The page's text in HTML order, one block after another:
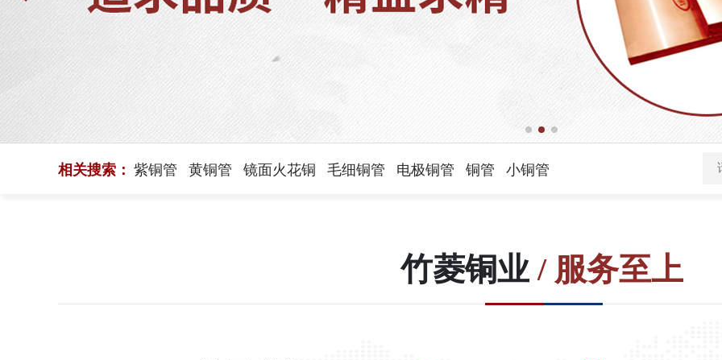
相关搜索： 紫铜管 黄铜管 镜面火花铜 毛细铜管 电极铜管 铜管 小铜管
竹菱铜业/ 服务至上